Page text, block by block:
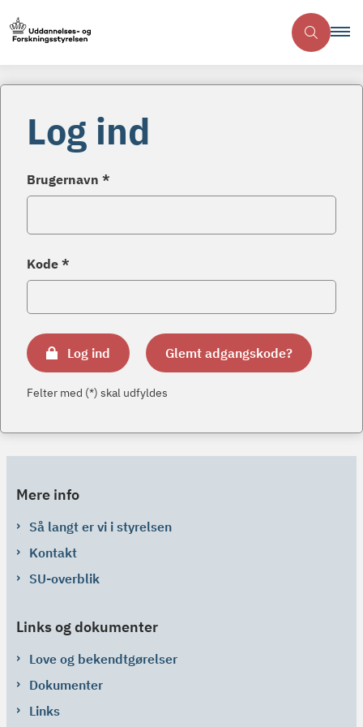
Log ind
Brugernavn *
Kode *
Log ind Glemt adgangskode?
Felter med (*) skal udfyldes
Mere info
Så langt er vi i styrelsen
Kontakt
SU-overblik
Links og dokumenter
Love og bekendtgørelser
Dokumenter
Links